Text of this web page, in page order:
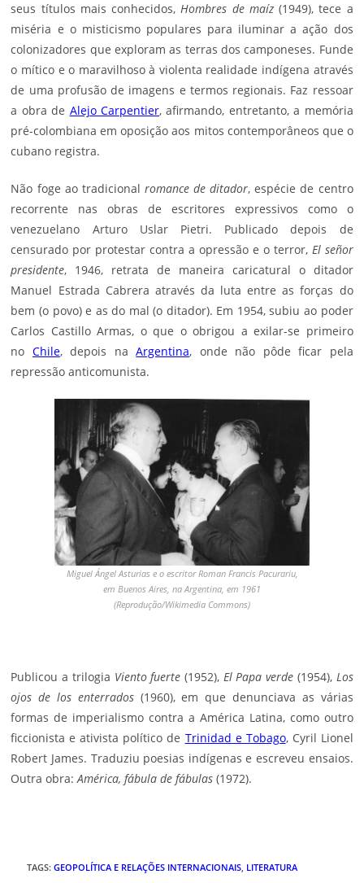
seus títulos mais conhecidos,Hombres de maíz(1949), tece a
miséria e o misticismo populares para iluminar a ação dos
colonizadores que exploram as terras dos camponeses. Funde
o mítico e o maravilhoso à violenta realidade indígena através
de uma profusão de imagens e termos regionais. Faz ressoar
a obra de Alejo Carpentier, afirmando, entretanto, a memória
pré-colombiana em oposição aos mitos contemporâneos que o
cubano registra.
Não foge ao tradicional romance de ditador, espécie de centro
recorrente nas obras de escritores expressivos como o
venezuelano Arturo Uslar Pietri. Publicado depois de
censurado por protestar contra a opressão e o terror, El señor
presidente, 1946, retrata de maneira caricatural o ditador
Manuel Estrada Cabrera através da luta entre as forças do
bem (o povo) e as do mal (o ditador). Em 1954, subiu ao poder
Carlos Castillo Armas, o que o obrigou a exilar-se primeiro
no Chile, depois naArgentina, onde não pôde ficar pela
repressão anticomunista.
Miguel Ángel Asturias e o escritor Roman Francis Pacurariu,
em Buenos Aires, na Argentina, em 1961
(Reprodução/Wikimedia Commons)
Publicou a trilogia Viento fuerte(1952), El Papa verde (1954), Los
ojos de los enterrados (1960), em que denunciava as várias
formas de imperialismo contra a América Latina, como outro
ficcionista e ativista político de Trinidad e Tobago, Cyril Lionel
Robert James. Traduziu poesias indígenas e escreveu ensaios.
Outra obra:América, fábula de fábulas(1972).
TAGS:GEOPOLÍTICA E RELAÇÕES INTERNACIONAIS LITERATURA